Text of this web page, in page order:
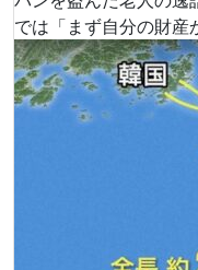
では「まず自分の財産